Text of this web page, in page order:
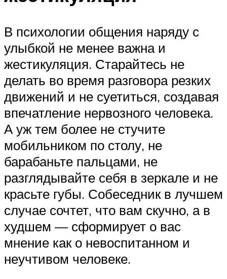
В психологии общения наряду с
улыбкой не менее важна и
жестикуляция. Старайтесь не
делать во время разговора резких
движений и не суетиться, создавая
впечатление нервозного человека.
А уж тем более не стучите
мобильником по столу, не
барабаньте пальцами, не
разглядывайте себя в зеркале и не
красьте губы. Собеседник в лучшем
случае сочтет, что вам скучно, а в
худшем — сформирует о вас
мнение как о невоспитанном и
неучтивом человеке.